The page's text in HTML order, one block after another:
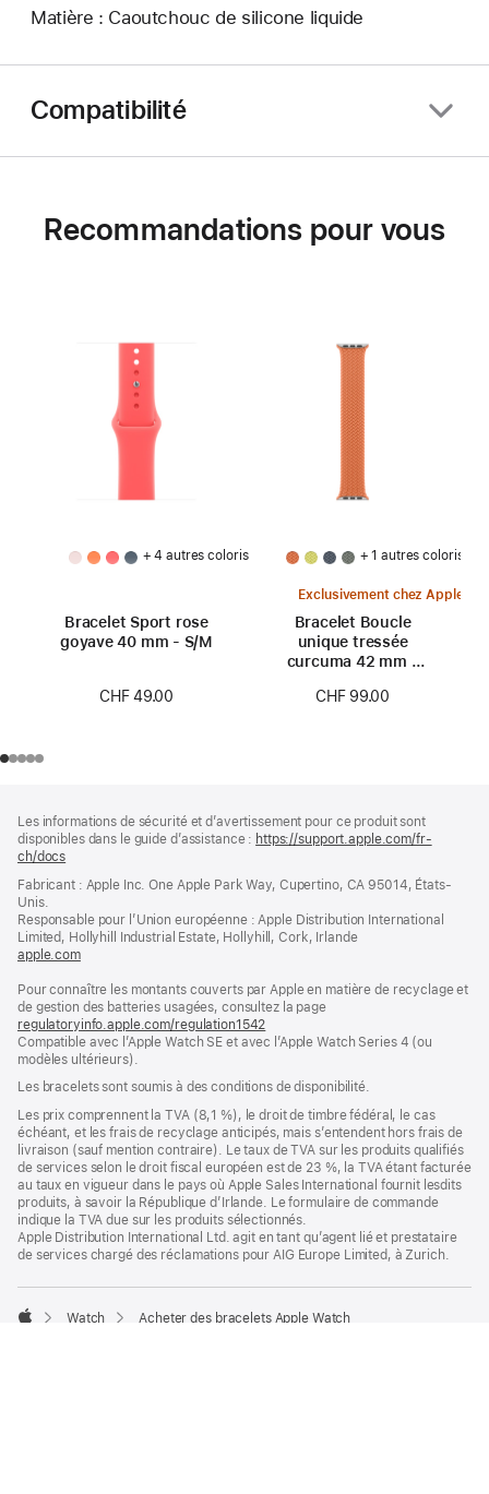
Matière : Caoutchouc de silicone liquide
Compatibilité
Recommandations pour vous
+ 4 autres coloris
Bracelet Sport rose
goyave 40 mm - S/M
CHF 49.00
+ 1 autres coloris
Exclusivement chez Apple
Bracelet Boucle
unique tressée
curcuma 42 mm -
CHF 99.00
de
page
de
bas
page
Les informations de sécurité et d’avertissement pour ce produit sont
disponibles dans le guide d’assistance : https://support.apple.com/fr-
ch/docs
une
fenêtre)
Fabricant : Apple Inc. One Apple Park Way, Cupertino, CA 95014, États-
Unis.
Responsable pour l’Union européenne : Apple Distribution International
Limited, Hollyhill Industrial Estate, Hollyhill, Cork, Irlande
apple.com(s’ouvre
une
nouvelle
fenêtre)
Pour connaître les montants couverts par Apple en matière de recyclage et
de gestion des batteries usagées, consultez la page
regulatoryinfo.apple.com/regulation1542
dans
nouvelle
fenêtre)
Compatible avec l’Apple Watch SE et avec l’Apple Watch Series 4 (ou
modèles ultérieurs).
Les bracelets sont soumis à des conditions de disponibilité.
Les prix comprennent la TVA (8,1 %), le droit de timbre fédéral, le cas
échéant, et les frais de recyclage anticipés, mais s’entendent hors frais de
livraison (sauf mention contraire). Le taux de TVA sur les produits qualifiés
de services selon le droit fiscal européen est de 23 %, la TVA étant facturée
au taux en vigueur dans le pays où Apple Sales International fournit lesdits
produits, à savoir la République d’Irlande. Le formulaire de commande
indique la TVA due sur les produits sélectionnés.
Apple Distribution International Ltd. agit en tant qu’agent lié et prestataire
de services chargé des réclamations pour AIG Europe Limited, à Zurich.
Watch
Acheter des bracelets Apple Watch